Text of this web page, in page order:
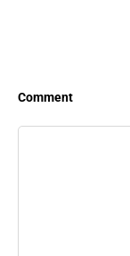
Comment